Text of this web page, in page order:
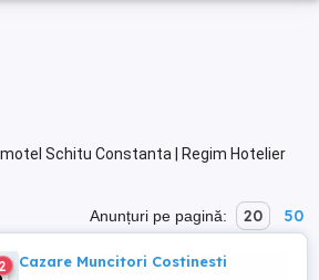
Schitu Constanta | Regim Hotelier
Anunțuri pe pagină: 20 50
2 Cazare Muncitori Costinesti